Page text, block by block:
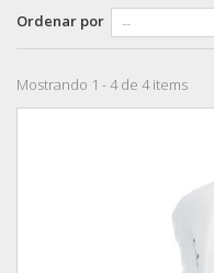
Ordenar por
Mostrando 1 - 4 de 4 items